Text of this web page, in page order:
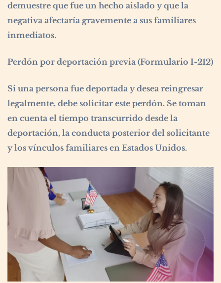
demuestre que fue un hecho aislado y que la
negativa afectaría gravemente a sus familiares
inmediatos.
Perdón por deportación previa (Formulario I-212)
Si una persona fue deportada y desea reingresar
legalmente, debe solicitar este perdón. Se toman
en cuenta el tiempo transcurrido desde la
deportación, la conducta posterior del solicitante
y los vínculos familiares en Estados Unidos.